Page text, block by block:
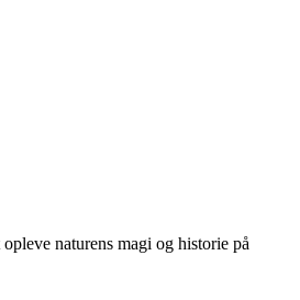
naturens magi og historie på